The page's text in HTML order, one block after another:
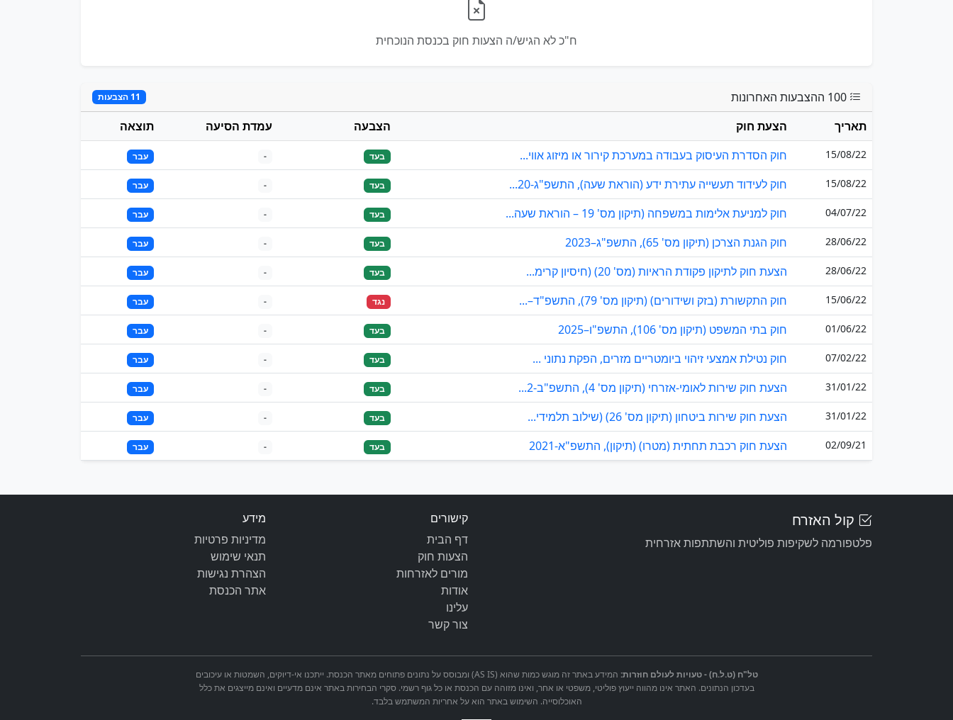
ח"כ לא הגיש/ה הצעות חוק בכנסת הנוכחית
11 הצבעות
תאריך הצעת חוק הצבעה עמדת הסיעה תוצאה
15/08/22 חוק הסדרת העיסוק בעבודה במערכת קירור או מיזוג אווי... בעד - עבר
15/08/22 חוק לעידוד תעשייה עתירת ידע (הוראת שעה), התשפ"ג-20... בעד - עבר
04/07/22 חוק למניעת אלימות במשפחה (תיקון מס' 19 – הוראת שעה... בעד - עבר
28/06/22 חוק הגנת הצרכן (תיקון מס' 65), התשפ"ג–2023 בעד - עבר
28/06/22 הצעת חוק לתיקון פקודת הראיות (מס' 20) (חיסיון קרימ... בעד - עבר
15/06/22 חוק התקשורת (בזק ושידורים) (תיקון מס' 79), התשפ"ד–... נגד - עבר
01/06/22 חוק בתי המשפט (תיקון מס' 106), התשפ"ו–2025 בעד - עבר
07/02/22 חוק נטילת אמצעי זיהוי ביומטריים מזרים, הפקת נתוני ... בעד - עבר
31/01/22 הצעת חוק שירות לאומי-אזרחי (תיקון מס' 4), התשפ"ב-2... בעד - עבר
31/01/22 הצעת חוק שירות ביטחון (תיקון מס' 26) (שילוב תלמידי... בעד - עבר
02/09/21 הצעת חוק רכבת תחתית (מטרו) (תיקון), התשפ"א-2021 בעד - עבר
קול האזרח
פלטפורמה לשקיפות פוליטית והשתתפות אזרחית
קישורים
דף הבית
הצעות חוק
מורים לאזרחות
אודות
עלינו
צור קשר
מידע
מדיניות פרטיות
תנאי שימוש
הצהרת נגישות
אתר הכנסת
טל"ח (ט.ל.ח) - טעויות לעולם חוזרות:
המידע באתר זה מוגש כמות שהוא (AS IS) ומבוסס על נתונים פתוחים מאתר הכנסת. ייתכנו אי-דיוקים, השמטות או עיכובים
בעדכון הנתונים. האתר אינו מהווה ייעוץ פוליטי, משפטי או אחר, ואינו מזוהה עם הכנסת או כל גוף רשמי. סקרי הבחירות באתר אינם מדעיים ואינם מייצגים את כלל
האוכלוסייה. השימוש באתר הוא על אחריות המשתמש בלבד.